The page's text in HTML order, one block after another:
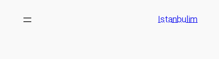
Istanbulim